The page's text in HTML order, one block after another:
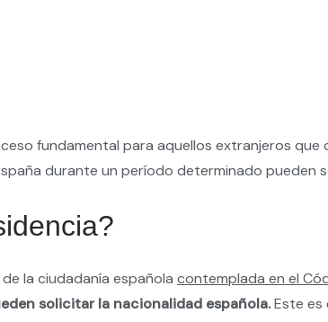
fundamental para aquellos extranjeros
durante un período determinado pueden
la ciudadanía española contemplada en el
solicitar la nacionalidad española.Este es